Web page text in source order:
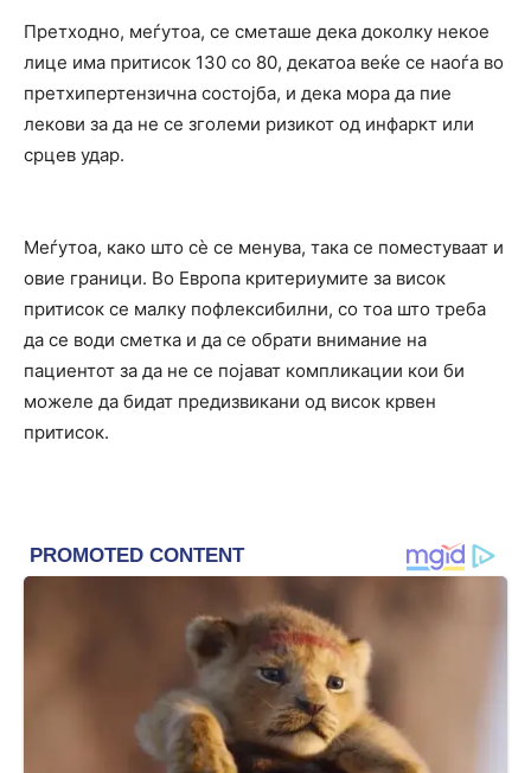
Претходно, меѓутоа, се сметаше дека доколку некое
лице има притисок 130 со 80, декатоа веќе се наоѓа во
претхипертензична состојба, и дека мора да пие
лекови за да не се зголеми ризикот од инфаркт или
срцев удар.
Меѓутоа, како што сè се менува, така се поместуваат и
овие граници. Во Европа критериумите за висок
притисок се малку пофлексибилни, со тоа што треба
да се води сметка и да се обрати внимание на
пациентот за да не се појават компликации кои би
можеле да бидат предизвикани од висок крвен
притисок.